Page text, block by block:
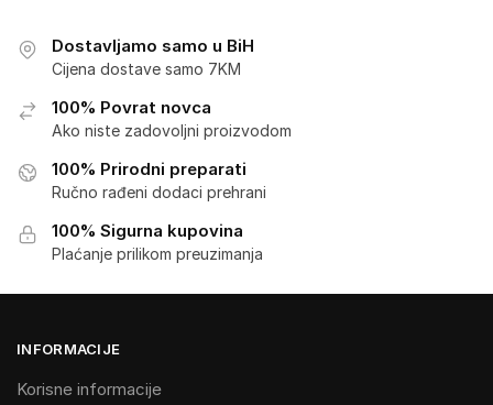
Dostavljamo samo u BiH
Cijena dostave samo 7KM
100% Povrat novca
Ako niste zadovoljni proizvodom
100% Prirodni preparati
Ručno rađeni dodaci prehrani
100% Sigurna kupovina
Plaćanje prilikom preuzimanja
INFORMACIJE
Korisne informacije